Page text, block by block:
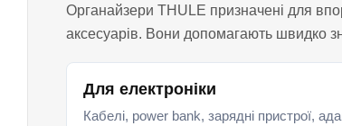
Органайзери THULE призначені для
аксесуарів. Вони допомагають швидко
Для електроніки
Кабелі, power bank, зарядні пристрої,